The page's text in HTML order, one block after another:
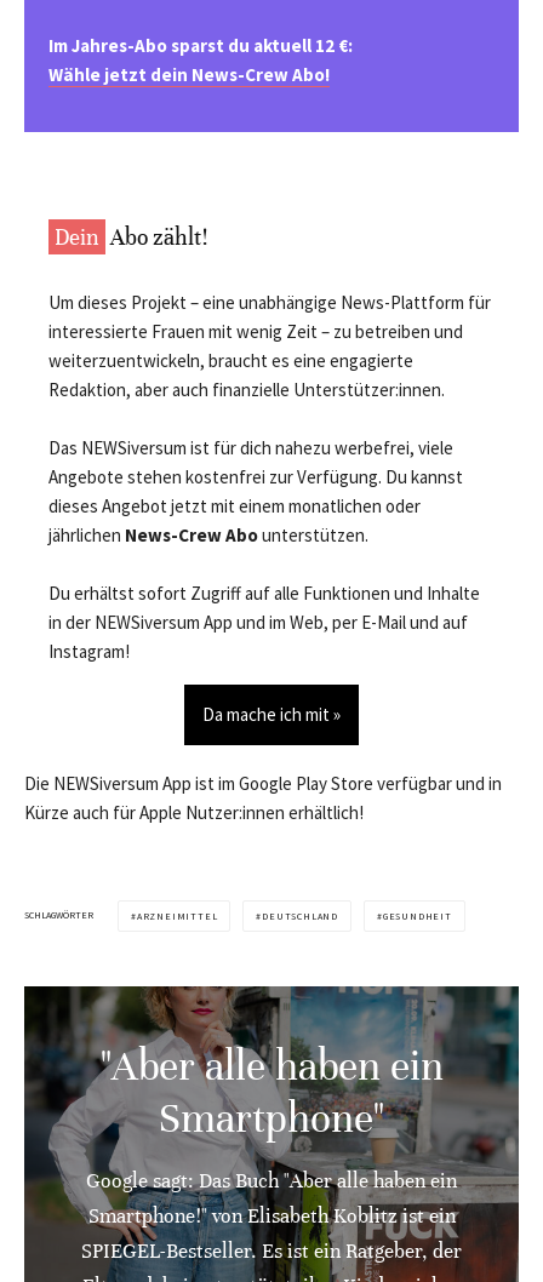
Im Jahres-Abo sparst du aktuell 12 €:
Wähle jetzt dein News-Crew Abo!
Dein Abo zählt!
Um dieses Projekt – eine unabhängige News-Plattform für
interessierte Frauen mit wenig Zeit – zu betreiben und
weiterzuentwickeln, braucht es eine engagierte
Redaktion, aber auch finanzielle Unterstützer:innen.
Das NEWSiversum ist für dich nahezu werbefrei, viele
Angebote stehen kostenfrei zur Verfügung. Du kannst
dieses Angebot jetzt mit einem monatlichen oder
jährlichen News-Crew Abounterstützen.
Du erhältst sofort Zugriff auf alle Funktionen und Inhalte
in der NEWSiversum App und im Web, per E-Mail und auf
Instagram!
Da mache ich mit »
Die NEWSiversum App ist im Google Play Store verfügbar und in
Kürze auch für Apple Nutzer:innen erhältlich!
SCHLAGWÖRTER ARZNEIMITTEL DEUTSCHLAND GESUNDHEIT
"Aber alle haben ein
Smartphone"
Google sagt: Das Buch "Aber alle haben ein
Smartphone!" von Elisabeth Koblitz ist ein
SPIEGEL-Bestseller. Es ist ein Ratgeber, der